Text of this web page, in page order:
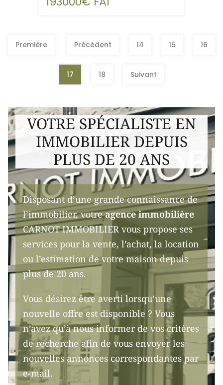
Première Précédent 14 15 16
17 18 Suivant
VOTRE SPÉCIALISTE EN
IMMOBILIER DEPUIS
PLUS DE 20 ANS
Disposant d’une grande connaissance de
l’immobilier, votreagence immobilière
CARNOT IMMOBILIER vous propose ses
services pour la vente, l’achat, la location
ou l’estimation de votre maison depuis
plus de 20 ans.
Vous désirez être averti lorsqu’une
nouvelle offre est disponible ? Vous
n’avez qu’à nous informer de vos critères
de recherche afin de vous envoyer les
nouvelles annonces correspondantes par
e-mail.